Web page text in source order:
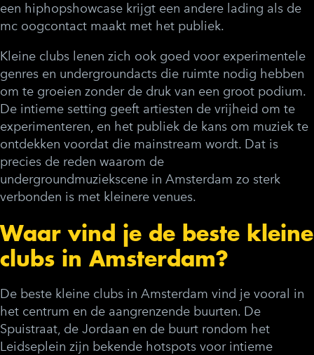
een hiphopshowcase krijgt een andere lading als de
mc oogcontact maakt met het publiek.
Kleine clubs lenen zich ook goed voor experimentele
genres en undergroundacts die ruimte nodig hebben
om te groeien zonder de druk van een groot podium.
De intieme setting geeft artiesten de vrijheid om te
experimenteren, en het publiek de kans om muziek te
ontdekken voordat die mainstream wordt. Dat is
precies de reden waarom de
undergroundmuziekscene in Amsterdam zo sterk
verbonden is met kleinere venues.
Waar vind je de beste kleine
clubs in Amsterdam?
De beste kleine clubs in Amsterdam vind je vooral in
het centrum en de aangrenzende buurten. De
Spuistraat, de Jordaan en de buurt rondom het
Leidseplein zijn bekende hotspots voor intieme